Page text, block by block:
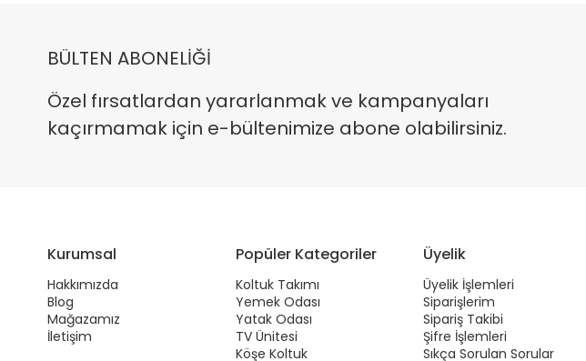
BÜLTEN ABONELİĞİ
Özel fırsatlardan yararlanmak ve kampanyaları
kaçırmamak için e-bültenimize abone olabilirsiniz.
Kurumsal
Hakkımızda
Blog
Mağazamız
İletişim
Popüler Kategoriler
Koltuk Takımı
Yemek Odası
Yatak Odası
TV Ünitesi
Köşe Koltuk
Üyelik
Üyelik İşlemleri
Siparişlerim
Sipariş Takibi
Şifre İşlemleri
Sıkça Sorulan Sorular